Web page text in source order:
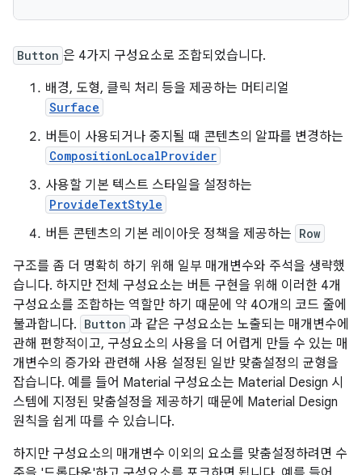
Button 은 4가지 구성요소로 조합되었습니다.
배경, 도형, 클릭 처리 등을 제공하는 머티리얼
Surface
버튼이 사용되거나 중지될 때 콘텐츠의 알파를 변경하는
CompositionLocalProvider
사용할 기본 텍스트 스타일을 설정하는
ProvideTextStyle
버튼 콘텐츠의 기본 레이아웃 정책을 제공하는 Row
구조를 좀 더 명확히 하기 위해 일부 매개변수와 주석을 생략했
습니다. 하지만 전체 구성요소는 버튼 구현을 위해 이러한 4개
구성요소를 조합하는 역할만 하기 때문에 약 40개의 코드 줄에
불과합니다. Button 과 같은 구성요소는 노출되는 매개변수에
관해 편향적이고, 구성요소의 사용을 더 어렵게 만들 수 있는 매
개변수의 증가와 관련해 사용 설정된 일반 맞춤설정의 균형을
잡습니다. 예를 들어 Material 구성요소는 Material Design 시
스템에 지정된 맞춤설정을 제공하기 때문에 Material Design
원칙을 쉽게 따를 수 있습니다.
하지만 구성요소의 매개변수 이외의 요소를 맞춤설정하려면 수